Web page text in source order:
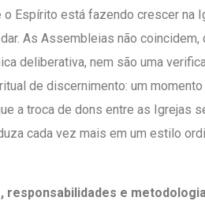
o Espírito está fazendo crescer na
As Assembleias não coincidem,
deliberativa, nem são uma
de discernimento: um
a troca de dons entre as Igrejas
cada vez mais em um estilo
responsabilidades e